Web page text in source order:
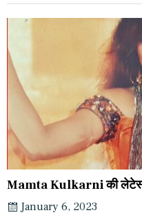
Mamta Kulkarni की लेटेस्ट
January 6, 2023